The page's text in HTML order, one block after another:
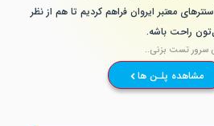
ایروان فراهم کردیم تا هم از نظر
بزنی..
ها